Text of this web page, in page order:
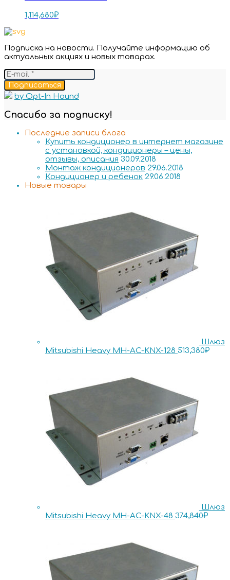
1,114,680₽
Подписка на новости. Получайте информацию об
актуальных акциях и новых товарах.
Подписаться
by Opt-In Hound
Спасибо за подписку!
Последние записи блога
Купить кондиционер в интернет магазине
с установкой, кондиционеры – цены,
отзывы, описания 30.09.2018
Монтаж кондиционеров 29.06.2018
Кондиционер и ребенок 29.06.2018
Новые товары
Шлюз
Mitsubishi Heavy MH-AC-KNX-128 513,380₽
Шлюз
Mitsubishi Heavy MH-AC-KNX-48 374,840₽